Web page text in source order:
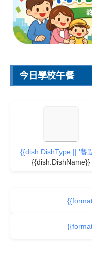
今日學校午餐
{{dish.DishType || '餐
{{dish.DishName}}